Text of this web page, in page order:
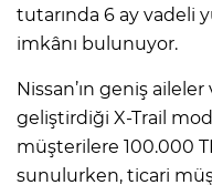
tutarında 6 ay vadeli
imkânı bulunuyor.
Nissan’ın geniş
geliştirdiği X-Trail
müşterilere 100.000
sunulurken, ticari